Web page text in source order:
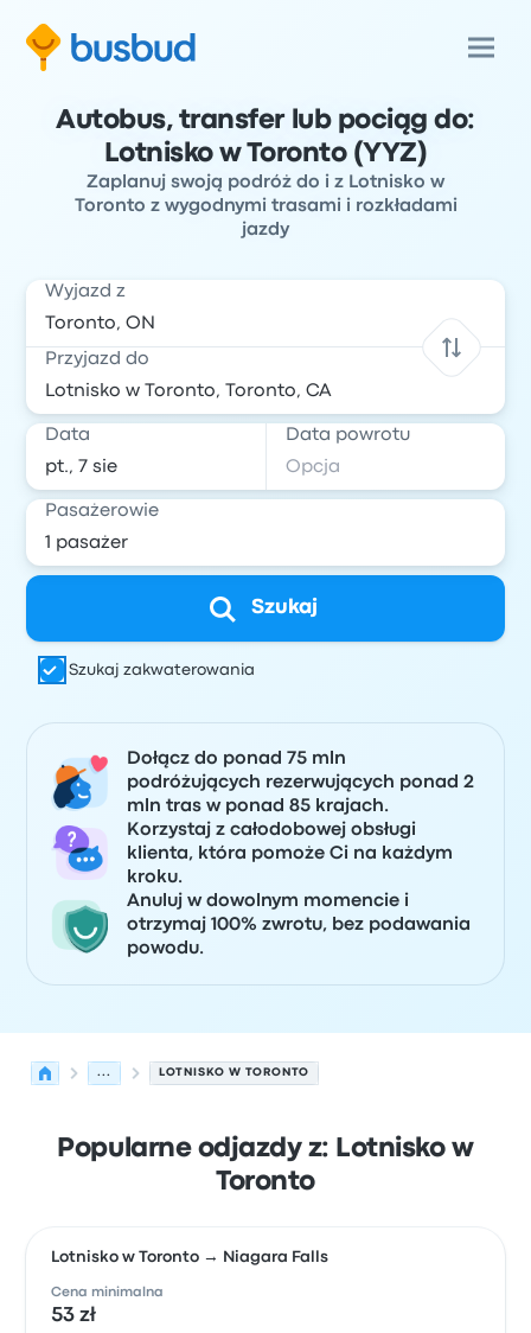
Autobus, transfer lub pociąg do:
Lotnisko w Toronto (YYZ)
Zaplanuj swoją podróż do i z Lotnisko w
Toronto z wygodnymi trasami i rozkładami
jazdy
Wyjazd z
Przyjazd do
Data Data powrotu
Pasażerowie
Szukaj
Szukaj zakwaterowania
Dołącz do ponad 75 mln
podróżujących rezerwujących ponad 2
mln tras w ponad 85 krajach.
Korzystaj z całodobowej obsługi
klienta, która pomoże Ci na każdym
kroku.
Anuluj w dowolnym momencie i
otrzymaj 100% zwrotu, bez podawania
powodu.
... LOTNISKO W TORONTO
Popularne odjazdy z: Lotnisko w
Toronto
Lotnisko w Toronto → Niagara Falls
Cena minimalna
53 zł